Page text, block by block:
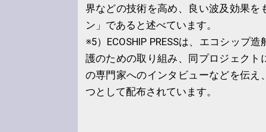
界などの技術を高め、良い波及効果を
ン」であると述べています。
※5）ECOSHIP PRESSは、エコシップ
護のための取り組み、同プロジェクト
の専門家へのインタビューなどを伝え
つとして配布されています。